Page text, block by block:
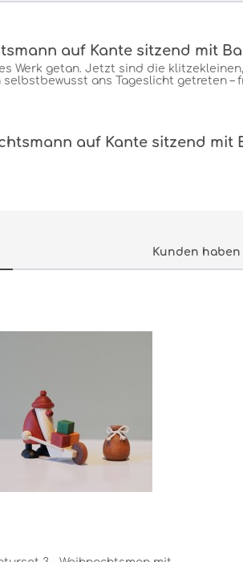
auf Kante sitzend mit
Werk getan. Jetzt sind die
ans Tageslicht getreten –
auf Kante sitzend mit
Kunden